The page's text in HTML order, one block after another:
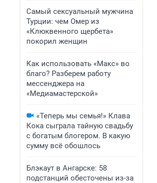
Самый сексуальный мужчина
Турции: чем Омер из
«Клюквенного щербета»
покорил женщин
Как использовать «Макс» во
благо? Разберем работу
мессенджера на
«Медиамастерской»
«Теперь мы семья!» Клава
Кока сыграла тайную свадьбу
с богатым блогером. В какую
сумму всё обошлось
Блэкаут в Ангарске: 58
подстанций обесточены из-за